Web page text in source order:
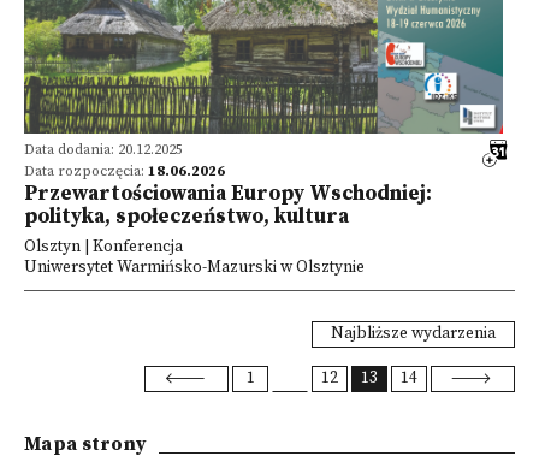
Data dodania: 20.12.2025
Data rozpoczęcia: 18.06.2026
Przewartościowania Europy Wschodniej:
polityka, społeczeństwo, kultura
Olsztyn | Konferencja
Uniwersytet Warmińsko-Mazurski w Olsztynie
Najbliższe wydarzenia
1 12 13 14
Mapa strony